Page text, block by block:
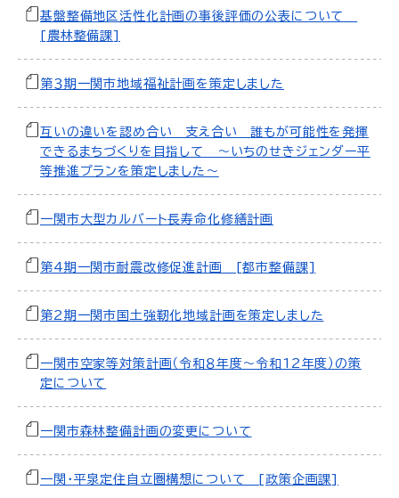
基盤整備地区活性化計画の事後評価の公表について
[農林整備課]
第３期一関市地域福祉計画を策定しました
互いの違いを認め合い 支え合い 誰もが可能性を発揮
できるまちづくりを目指して ～いちのせきジェンダー平
等推進プランを策定しました～
一関市大型カルバート長寿命化修繕計画
第4期一関市耐震改修促進計画 [都市整備課]
第2期一関市国土強靭化地域計画を策定しました
一関市空家等対策計画（令和８年度～令和12年度）の策
定について
一関市森林整備計画の変更について
一関・平泉定住自立圏構想について [政策企画課]